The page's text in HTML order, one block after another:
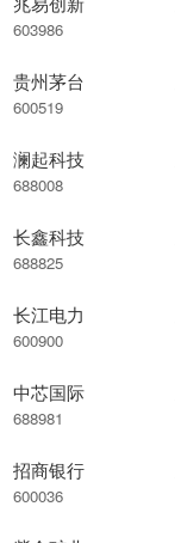
603986
贵州茅台
600519
澜起科技
688008
长鑫科技
688825
长江电力
600900
中芯国际
688981
招商银行
600036